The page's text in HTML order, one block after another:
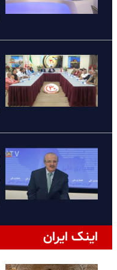
اینک ایران